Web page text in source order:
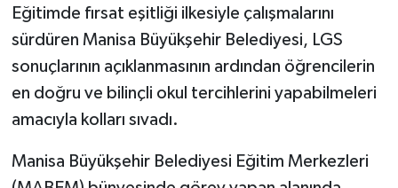
Eğitimde fırsat eşitliği ilkesiyle çalışmalarını
sürdüren Manisa Büyükşehir Belediyesi, LGS
sonuçlarının açıklanmasının ardından öğrencilerin
en doğru ve bilinçli okul tercihlerini yapabilmeleri
amacıyla kolları sıvadı.
Manisa Büyükşehir Belediyesi Eğitim Merkezleri